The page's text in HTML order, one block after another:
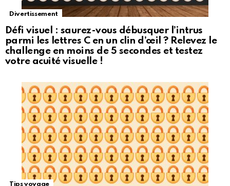
Divertissement
Défi visuel : saurez-vous débusquer l’intrus
parmi les lettres C en un clin d’œil ? Relevez le
challenge en moins de 5 secondes et testez
votre acuité visuelle !
Tips voyage